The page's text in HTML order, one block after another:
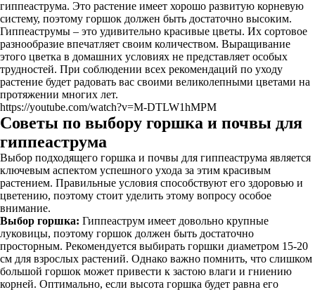
гиппеаструма. Это растение имеет хорошо развитую корневую
систему, поэтому горшок должен быть достаточно высоким.
Гиппеаструмы – это удивительно красивые цветы. Их сортовое
разнообразие впечатляет своим количеством. Выращивание
этого цветка в домашних условиях не представляет особых
трудностей. При соблюдении всех рекомендаций по уходу
растение будет радовать вас своими великолепными цветами на
протяжении многих лет.
https://youtube.com/watch?v=M-DTLW1hMPM
Советы по выбору горшка и почвы для
гиппеаструма
Выбор подходящего горшка и почвы для гиппеаструма является
ключевым аспектом успешного ухода за этим красивым
растением. Правильные условия способствуют его здоровью и
цветению, поэтому стоит уделить этому вопросу особое
внимание.
Выбор горшка: Гиппеаструм имеет довольно крупные
луковицы, поэтому горшок должен быть достаточно
просторным. Рекомендуется выбирать горшки диаметром 15-20
см для взрослых растений. Однако важно помнить, что слишком
большой горшок может привести к застою влаги и гниению
корней. Оптимально, если высота горшка будет равна его